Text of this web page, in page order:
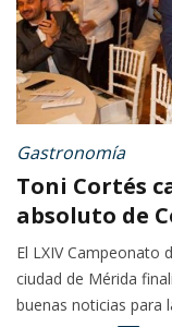
Gastronomía
Toni Cortés
absoluto de
El LXIV Campeonato
ciudad de Mérida
buenas noticias para